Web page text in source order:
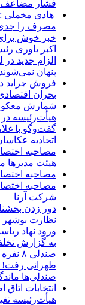
فشار مضاعف
هادی مخملی :
مصرف را جدی
اکبر یاوری
الزام جدید
پنهان
فروش جراید
بحران
شمارش معکوس
هیأت‌رئیسه
گفت‌وگو با
اتحادیه عکاسان و
مصاحبه
هیئت مدیرها
مصاحبه
مصاحبه
شرکت آرنا
دور زدن
نظارت بوشهر
ورود نهاد
به گزارش
طهرانی رفت!
صندلی‌ها
انتخابات
هیأت‌رئیسه